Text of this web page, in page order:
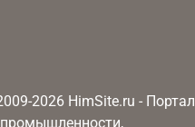
2026 HimSite.ru - Портал